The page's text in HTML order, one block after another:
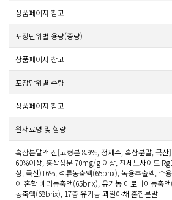
상품페이지 참고
포장단위별 용량(중량)
상품페이지 참고
포장단위별 수량
상품페이지 참고
원재료명 및 함량
흑삼분말액 진[고형분 8.9%, 정제수, 흑삼분말, 국
60%이상, 홍삼성분 70mg/g 이상, 진세노사이드
상, 국산)16%, 석류농축액(65brix), 녹용추출액, 수
이 혼합 베리농축액(65brix), 유기농 아로니아농축
농축액(68brix), 17종 유기농 과일야채 혼합분말